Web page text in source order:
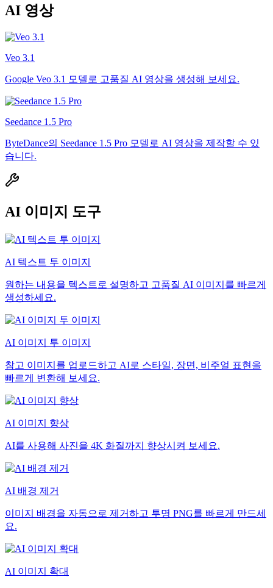
AI 영상
Veo 3.1
Google Veo 3.1 모델로 고품질 AI 영상을 생성해 보세요.
Seedance 1.5 Pro
ByteDance의 Seedance 1.5 Pro 모델로 AI 영상을 제작할 수 있
습니다.
AI 이미지 도구
AI 텍스트 투 이미지
원하는 내용을 텍스트로 설명하고 고품질 AI 이미지를 빠르게
생성하세요.
AI 이미지 투 이미지
참고 이미지를 업로드하고 AI로 스타일, 장면, 비주얼 표현을
빠르게 변환해 보세요.
AI 이미지 향상
AI를 사용해 사진을 4K 화질까지 향상시켜 보세요.
AI 배경 제거
이미지 배경을 자동으로 제거하고 투명 PNG를 빠르게 만드세
요.
AI 이미지 확대